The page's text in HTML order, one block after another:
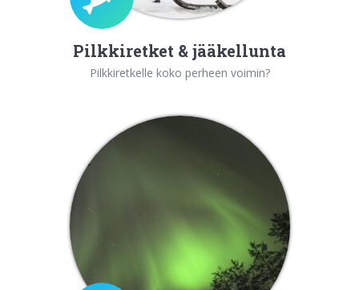
Pilkkiretket & jääkellunta
Pilkkiretkelle koko perheen voimin?